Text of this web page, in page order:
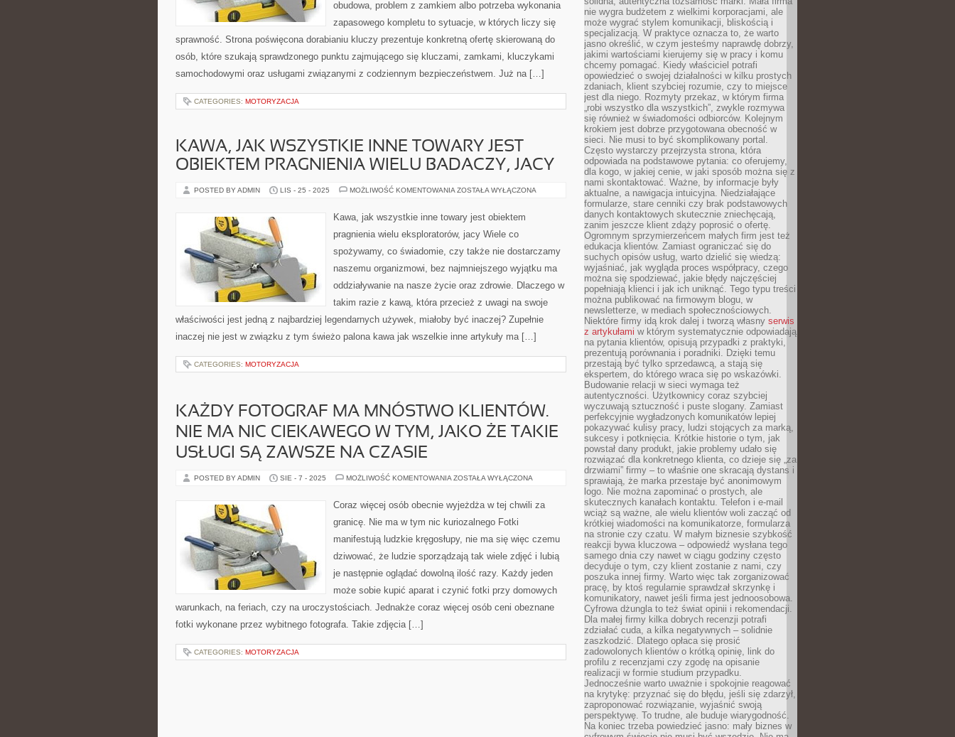
obudowa, problem z zamkiem albo potrzeba wykonania
zapasowego kompletu to sytuacje, w których liczy się
sprawność. Strona poświęcona dorabianiu kluczy prezentuje konkretną ofertę skierowaną do
osób, które szukają sprawdzonego punktu zajmującego się kluczami, zamkami, kluczykami
samochodowymi oraz usługami związanymi z codziennym bezpieczeństwem. Już na […]
CATEGORIES: MOTORYZACJA
KAWA, JAK WSZYSTKIE INNE TOWARY JEST
OBIEKTEM PRAGNIENIA WIELU BADACZY, JACY
POSTED BY ADMIN LIS - 25 - 2025 MOŻLIWOŚĆ KOMENTOWANIA KAWA,
INNE
TOWARY
OBIEKTEM
WIELU
JACY
ZOSTAŁA WYŁĄCZONA
Kawa, jak wszystkie inne towary jest obiektem
pragnienia wielu eksploratorów, jacy Wiele co
spożywamy, co świadomie, czy także nie dostarczamy
naszemu organizmowi, bez najmniejszego wyjątku ma
oddziaływanie na nasze życie oraz zdrowie. Dlaczego w
takim razie z kawą, która przecież z uwagi na swoje
właściwości jest jedną z najbardziej legendarnych używek, miałoby być inaczej? Zupełnie
inaczej nie jest w związku z tym świeżo palona kawa jak wszelkie inne artykuły ma […]
CATEGORIES: MOTORYZACJA
KAŻDY FOTOGRAF MA MNÓSTWO KLIENTÓW.
NIE MA NIC CIEKAWEGO W TYM, JAKO ŻE TAKIE
USŁUGI SĄ ZAWSZE NA CZASIE
POSTED BY ADMIN SIE - 7 - 2025 MOŻLIWOŚĆ KOMENTOWANIA KAŻDY
MNÓSTWO
KLIENTÓW.
MA
CIEKAWEGO
TYM,
JAKO
ŻE
TAKIE
USŁUGI
SĄ
ZAWSZE
NA
ZOSTAŁA WYŁĄCZONA
Coraz więcej osób obecnie wyjeżdża w tej chwili za
granicę. Nie ma w tym nic kuriozalnego Fotki
manifestują ludzkie kręgosłupy, nie ma się więc czemu
dziwować, że ludzie sporządzają tak wiele zdjęć i lubią
je następnie oglądać dowolną ilość razy. Każdy jeden
może sobie kupić aparat i czynić fotki przy domowych
warunkach, na feriach, czy na uroczystościach. Jednakże coraz więcej osób ceni obeznane
fotki wykonane przez wybitnego fotografa. Takie zdjęcia […]
CATEGORIES: MOTORYZACJA
nie wygra budżetem z wielkimi korporacjami, ale
może wygrać stylem komunikacji, bliskością i
specjalizacją. W praktyce oznacza to, że warto
jasno określić, w czym jesteśmy naprawdę dobrzy,
jakimi wartościami kierujemy się w pracy i komu
chcemy pomagać. Kiedy właściciel potrafi
opowiedzieć o swojej działalności w kilku prostych
zdaniach, klient szybciej rozumie, czy to miejsce
jest dla niego. Rozmyty przekaz, w którym firma
„robi wszystko dla wszystkich”, zwykle rozmywa
się również w świadomości odbiorców. Kolejnym
krokiem jest dobrze przygotowana obecność w
sieci. Nie musi to być skomplikowany portal.
Często wystarczy przejrzysta strona, która
odpowiada na podstawowe pytania: co oferujemy,
dla kogo, w jakiej cenie, w jaki sposób można się z
nami skontaktować. Ważne, by informacje były
aktualne, a nawigacja intuicyjna. Niedziałające
formularze, stare cenniki czy brak podstawowych
danych kontaktowych skutecznie zniechęcają,
zanim jeszcze klient zdąży poprosić o ofertę.
Ogromnym sprzymierzeńcem małych firm jest też
edukacja klientów. Zamiast ograniczać się do
suchych opisów usług, warto dzielić się wiedzą:
wyjaśniać, jak wygląda proces współpracy, czego
można się spodziewać, jakie błędy najczęściej
popełniają klienci i jak ich uniknąć. Tego typu treści
można publikować na firmowym blogu, w
newsletterze, w mediach społecznościowych.
Niektóre firmy idą krok dalej i tworzą własny serwis
z artykułami w którym systematycznie odpowiadają
na pytania klientów, opisują przypadki z praktyki,
prezentują porównania i poradniki. Dzięki temu
przestają być tylko sprzedawcą, a stają się
ekspertem, do którego wraca się po wskazówki.
Budowanie relacji w sieci wymaga też
autentyczności. Użytkownicy coraz szybciej
wyczuwają sztuczność i puste slogany. Zamiast
perfekcyjnie wygładzonych komunikatów lepiej
pokazywać kulisy pracy, ludzi stojących za marką,
sukcesy i potknięcia. Krótkie historie o tym, jak
powstał dany produkt, jakie problemy udało się
rozwiązać dla konkretnego klienta, co dzieje się „za
drzwiami” firmy – to właśnie one skracają dystans i
sprawiają, że marka przestaje być anonimowym
logo. Nie można zapominać o prostych, ale
skutecznych kanałach kontaktu. Telefon i e-mail
wciąż są ważne, ale wielu klientów woli zacząć od
krótkiej wiadomości na komunikatorze, formularza
na stronie czy czatu. W małym biznesie szybkość
reakcji bywa kluczowa – odpowiedź wysłana tego
samego dnia czy nawet w ciągu godziny często
decyduje o tym, czy klient zostanie z nami, czy
poszuka innej firmy. Warto więc tak zorganizować
pracę, by ktoś regularnie sprawdzał skrzynkę i
komunikatory, nawet jeśli firma jest jednoosobowa.
Cyfrowa dżungla to też świat opinii i rekomendacji.
Dla małej firmy kilka dobrych recenzji potrafi
zdziałać cuda, a kilka negatywnych – solidnie
zaszkodzić. Dlatego opłaca się prosić
zadowolonych klientów o krótką opinię, link do
profilu z recenzjami czy zgodę na opisanie
realizacji w formie studium przypadku.
Jednocześnie warto uważnie i spokojnie reagować
na krytykę: przyznać się do błędu, jeśli się zdarzył,
zaproponować rozwiązanie, wyjaśnić swoją
perspektywę. To trudne, ale buduje wiarygodność.
Na koniec trzeba powiedzieć jasno: mały biznes w